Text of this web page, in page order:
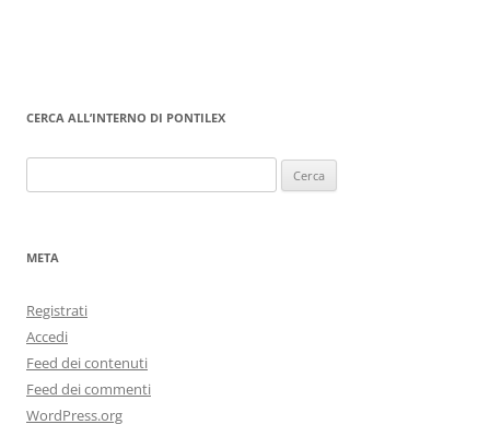
CERCA ALL’INTERNO DI PONTILEX
per:
META
Registrati
Accedi
Feed dei contenuti
Feed dei commenti
WordPress.org